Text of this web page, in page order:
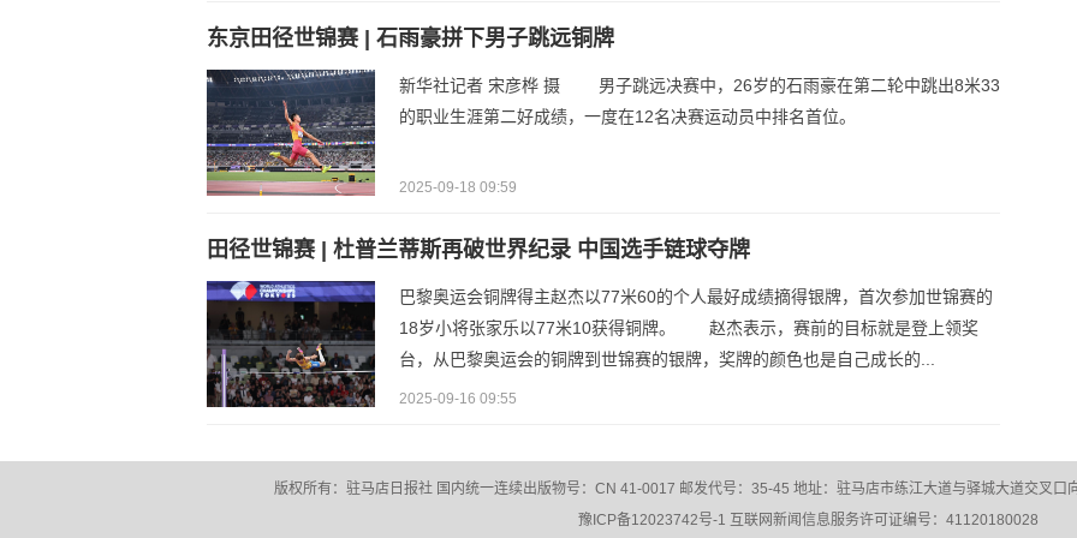
东京田径世锦赛 | 石雨豪拼下男子跳远铜牌
新华社记者 宋彦桦 摄 男子跳远决赛中，26岁的石雨豪在第二轮中跳出8米33
的职业生涯第二好成绩，一度在12名决赛运动员中排名首位。
2025-09-18 09:59
田径世锦赛 | 杜普兰蒂斯再破世界纪录 中国选手链球夺牌
巴黎奥运会铜牌得主赵杰以77米60的个人最好成绩摘得银牌，首次参加世锦赛的
18岁小将张家乐以77米10获得铜牌。 赵杰表示，赛前的目标就是登上领奖
台，从巴黎奥运会的铜牌到世锦赛的银牌，奖牌的颜色也是自己成长的...
2025-09-16 09:55
版权所有：驻马店日报社 国内统一连续出版物号：CN 41-0017 邮发代号：35-45 地址：驻马店市练江大道与驿城大道交叉
豫ICP备12023742号-1 互联网新闻信息服务许可证编号：41120180028